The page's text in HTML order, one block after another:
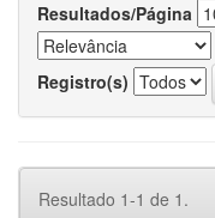
Resultados/Página
Registro(s)
Resultado 1-1 de 1.